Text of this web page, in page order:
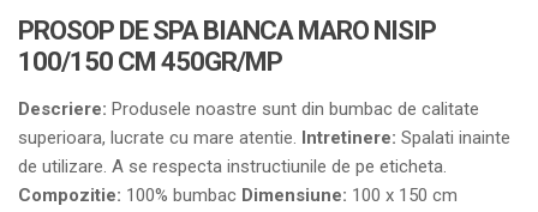
PROSOP DE SPA BIANCA MARO NISIP
100/150 CM 450GR/MP
Descriere: Produsele noastre sunt din bumbac de calitate
superioara, lucrate cu mare atentie. Intretinere: Spalati inainte
de utilizare. A se respecta instructiunile de pe eticheta.
Compozitie: 100% bumbac Dimensiune: 100 x 150 cm